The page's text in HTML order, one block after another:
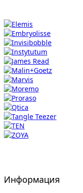
Информация